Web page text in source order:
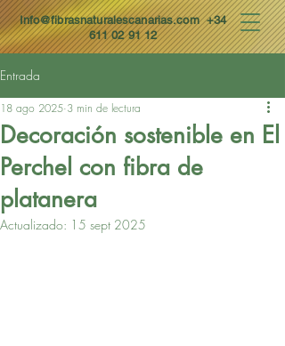
Info@fibrasnaturalescanarias.com +34
611 02 91 12
Entrada
Decoración sostenible en El
Perchel con fibra de
platanera
18 ago 2025 3 min de lectura
Actualizado: 15 sept 2025